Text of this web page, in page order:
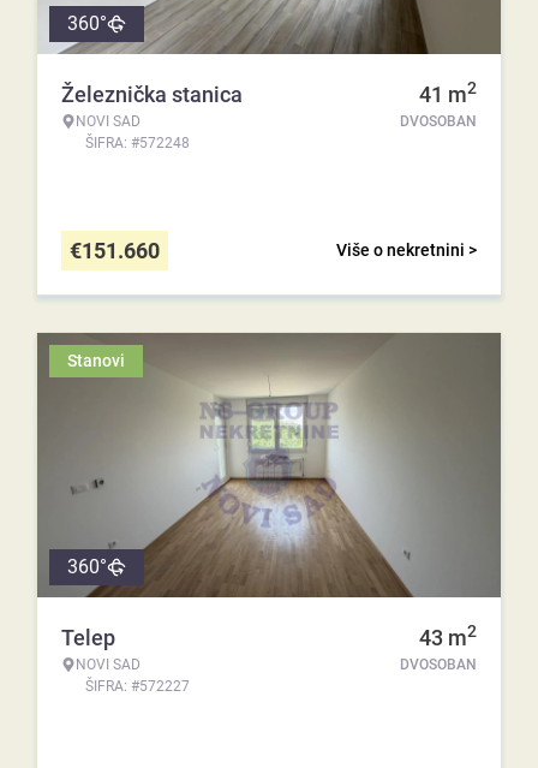
360°
Železnička stanica
NOVI SAD
ŠIFRA: #572248
41 m2
DVOSOBAN
Više o nekretnini >
€151.660
Stanovi
360°
Telep
NOVI SAD
ŠIFRA: #572227
43 m2
DVOSOBAN